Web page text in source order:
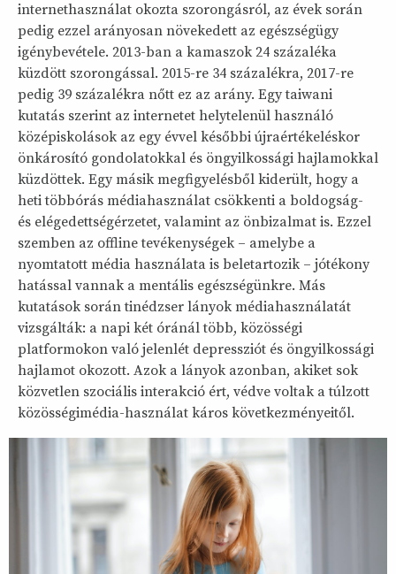
internethasználat okozta szorongásról, az évek során
pedig ezzel arányosan növekedett az egészségügy
igénybevétele. 2013-ban a kamaszok 24 százaléka
küzdött szorongással. 2015-re 34 százalékra, 2017-re
pedig 39 százalékra nőtt ez az arány. Egy taiwani
kutatás szerint az internetet helytelenül használó
középiskolások az egy évvel későbbi újraértékeléskor
önkárosító gondolatokkal és öngyilkossági hajlamokkal
küzdöttek. Egy másik megfigyelésből kiderült, hogy a
heti többórás médiahasználat csökkenti a boldogság-
és elégedettségérzetet, valamint az önbizalmat is. Ezzel
szemben az offline tevékenységek – amelybe a
nyomtatott média használata is beletartozik – jótékony
hatással vannak a mentális egészségünkre. Más
kutatások során tinédzser lányok médiahasználatát
vizsgálták: a napi két óránál több, közösségi
platformokon való jelenlét depressziót és öngyilkossági
hajlamot okozott. Azok a lányok azonban, akiket sok
közvetlen szociális interakció ért, védve voltak a túlzott
közösségimédia-használat káros következményeitől.